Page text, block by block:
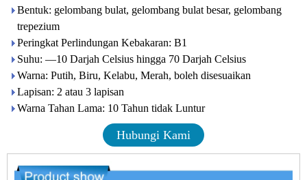
Bentuk: gelombang bulat, gelombang bulat besar, gelombang
trepezium
Peringkat Perlindungan Kebakaran: B1
Suhu: —10 Darjah Celsius hingga 70 Darjah Celsius
Warna: Putih, Biru, Kelabu, Merah, boleh disesuaikan
Lapisan: 2 atau 3 lapisan
Warna Tahan Lama: 10 Tahun tidak Luntur
Hubungi Kami